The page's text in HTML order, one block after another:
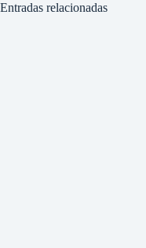
Entradas relacionadas